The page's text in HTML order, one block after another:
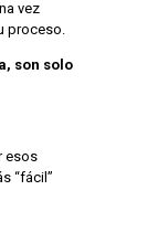
vez
proceso.
son solo
esos
“fácil”